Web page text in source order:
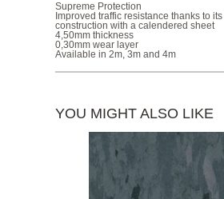
Supreme Protection
Improved traffic resistance thanks to
construction with a calendered sheet
4,50mm thickness
0,30mm wear layer
Available in 2m, 3m and 4m
YOU MIGHT ALSO LIKE